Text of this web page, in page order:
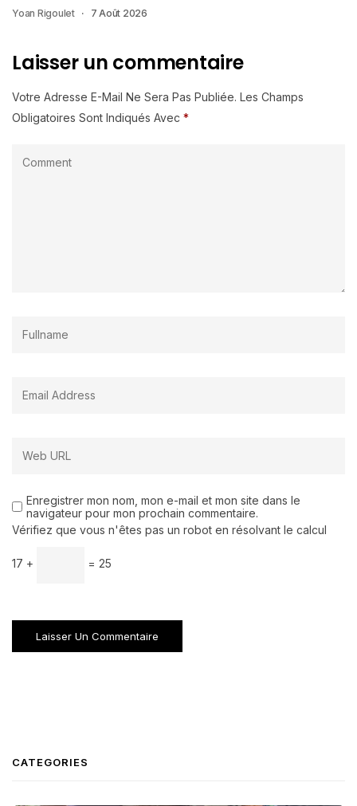
Yoan Rigoulet 7 Août 2026
Laisser un commentaire
Votre Adresse E-Mail Ne Sera Pas Publiée. Les Champs
Obligatoires Sont Indiqués Avec *
Enregistrer mon nom, mon e-mail et mon site dans le
navigateur pour mon prochain commentaire.
Vérifiez que vous n'êtes pas un robot en résolvant le calcul
17 + = 25
CATEGORIES